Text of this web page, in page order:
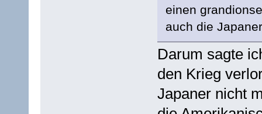
einen
auch die
Darum sagte
den Krieg
Japaner nicht